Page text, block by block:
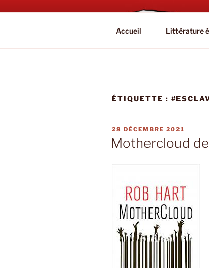
Blog Littéraire et Culturel
Accueil Littérature
ÉTIQUETTE :
PUBLIÉ
LE
28 DÉCEMBRE 2021
Mothercloud